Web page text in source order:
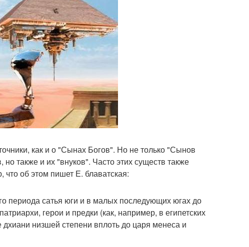
как и о "Сынах Богов". Но не только "Сынов
также и их "внуков". Часто этих существ также
об этом пишет Е. блаватская:
периода сатья юги и в малых последующих югах до
герои и предки (как, например, в египетских
низшей степени вплоть до царя менеса и